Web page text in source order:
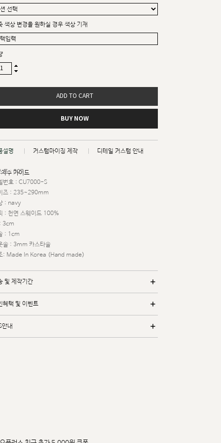
색상 변경을 원하실 경우 색상 기재
ADD TO CART
BUY NOW
설명 커스텀마이징 제작 디테일 커스텀 안내
치수 가이드
트 : 007
번호 : CU7000-S
즈 : 235~290mm
: navy
: 천연 스웨이드 100%
3cm
: 1cm
솔 : 3mm 카스타솔
: Made In Korea (Hand made)
및 제작기간
혜택 및 이벤트
내